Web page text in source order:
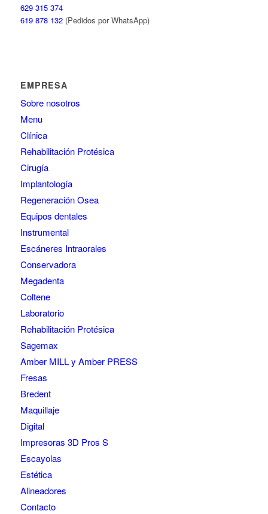
629 315 374
619 878 132(Pedidos por WhatsApp)
EMPRESA
Sobre nosotros
Menu
Clínica
Rehabilitación Protésica
Cirugía
Implantología
Regeneración Osea
Equipos dentales
Instrumental
Escáneres Intraorales
Conservadora
Megadenta
Coltene
Laboratorio
Rehabilitación Protésica
Sagemax
Amber MILL y Amber PRESS
Fresas
Bredent
Maquillaje
Digital
Impresoras 3D Pros S
Escayolas
Estética
Alineadores
Contacto